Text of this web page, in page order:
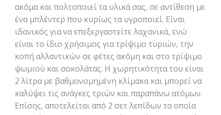
ακόμα και πολτοποιεί τα υλικά σας, σε αντίθεση με
ένα μπλέντερ που κυρίως τα υγροποιεί. Είναι
ιδανικός για να επεξεργαστείτε λαχανικά, ενώ
είναι το ίδιο χρήσιμος για τρίψιμο τυριών, την
κοπή αλλαντικών σε φέτες ακόμη και στο τρίψιμο
ψωμιού και σοκολάτας. Η χωρητικότητα του είναι
2 λίτρα με βαθμονομημένη κλίμακα και μπορεί να
καλύψει τις ανάγκες τριών και παραπάνω ατόμων.
Επίσης, αποτελείται από 2 σετ λεπίδων τα οποία